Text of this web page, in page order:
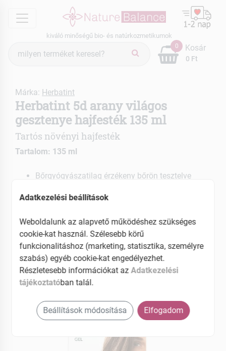
menu
kiváló minőségű bio- és natúrkozmetikumok
keresés
0
0 Ft
Kosár
Márka: Herbatint
Herbatint 5d arany világos
gesztenye hajfesték 135 ml
Tartós növényi hajfesték
Tartalom: 135 ml
Bőrgyógyászatilag érzékeny bőrön tesztelve
parfümmentes
36 szín, amelyek egymással kombinálva is
használható
EAN: 8016744500128
Adatkezelési beállítások
Weboldalunk az alapvető működéshez szükséges
cookie-kat használ. Szélesebb körű
funkcionalitáshoz (marketing, statisztika, személyre
szabás) egyéb cookie-kat engedélyezhet.
Részletesebb információkat az Adatkezelési
tájékoztatóban talál.
Beállítások módosítása Elfogadom